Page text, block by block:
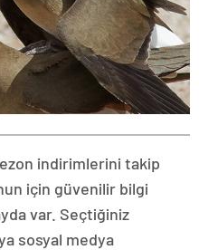
indirimlerini takip
için güvenilir bilgi
var. Seçtiğiniz
sosyal medya